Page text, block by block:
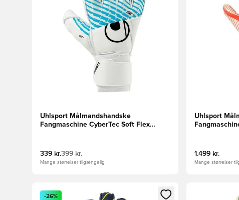
Uhlsport Målmandshandske
Fangmaschine CyberTec Soft Flex
339 kr.399 kr.
Mange størrelser tilgængelig
Uhlsport
1.499 kr.
Mange størrelser
Åbner en Modal til at logge ind eller tilmelde dig som
-26%
Åbner en